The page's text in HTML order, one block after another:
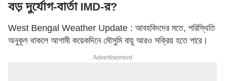
বড় দুর্যোগ-বার্তা IMD-র?
West Bengal Weather Update : আবহবিদদের মতে, পরিস্থিতি
অনুকূল থাকলে আগামী কয়েকদিনে মৌসুমি বায়ু আরও সক্রিয় হতে পারে।
Advertisement